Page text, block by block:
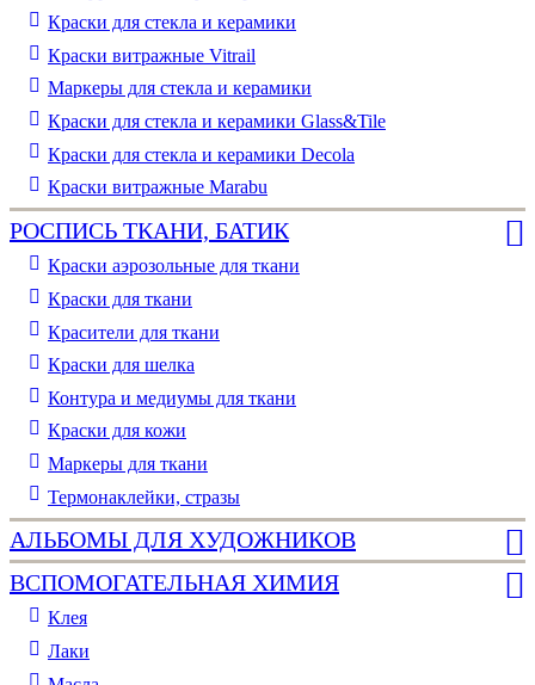
Краски для стекла и керамики
Краски витражные Vitrail
Маркеры для стекла и керамики
Краски для стекла и керамики Glass&Tile
Краски для стекла и керамики Decola
Краски витражные Marabu
РОСПИСЬ ТКАНИ, БАТИК
Краски аэрозольные для ткани
Краски для ткани
Красители для ткани
Краски для шелка
Контура и медиумы для ткани
Краски для кожи
Маркеры для ткани
Термонаклейки, стразы
АЛЬБОМЫ ДЛЯ ХУДОЖНИКОВ
ВСПОМОГАТЕЛЬНАЯ ХИМИЯ
Клея
Лаки